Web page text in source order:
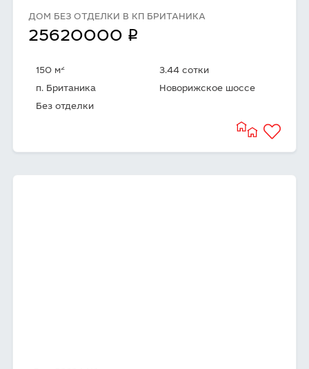
ДОМ БЕЗ ОТДЕЛКИ В КП БРИТАНИКА
25620000 q
150 м2
3.44 сотки
п. Британика
Новорижское шоссе
Без отделки